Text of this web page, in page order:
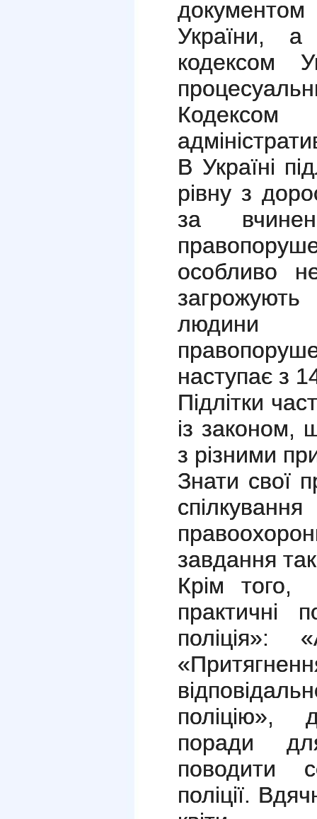
України, а
кодексом
В Україні
рівну з
за
особливо
людини
наступає з
Підлітки
із законом,
з різними
Знати свої
завдання
Крім того,
практичні
поліція»:
поліцію»,
поради
поводити
поліції.